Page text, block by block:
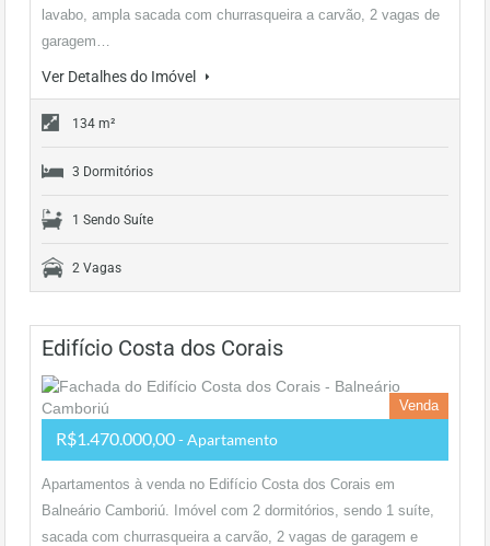
lavabo, ampla sacada com churrasqueira a carvão, 2 vagas de
garagem…
Ver Detalhes do Imóvel
134 m²
3 Dormitórios
1 Sendo Suíte
2 Vagas
Edifício Costa dos Corais
Venda
R$1.470.000,00- Apartamento
Apartamentos à venda no Edifício Costa dos Corais em
Balneário Camboriú. Imóvel com 2 dormitórios, sendo 1 suíte,
sacada com churrasqueira a carvão, 2 vagas de garagem e